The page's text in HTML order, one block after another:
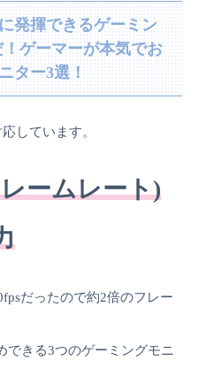
発揮できるゲーミン
ゲーマーが本気でお
ター3選！
しています。
ームレート)
だったので約2倍のフレー
できる3つのゲーミングモニ